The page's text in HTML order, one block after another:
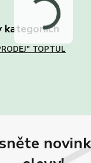
kategoriích
TOPTUL